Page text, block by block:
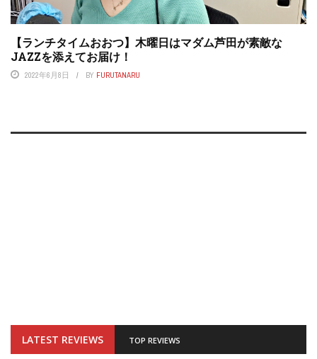
【ランチタイムおおつ】木曜日はマダム芦田が素敵な
JAZZを添えてお届け！
2022年6月8日 BY FURUTANARU
LATEST REVIEWS TOP REVIEWS